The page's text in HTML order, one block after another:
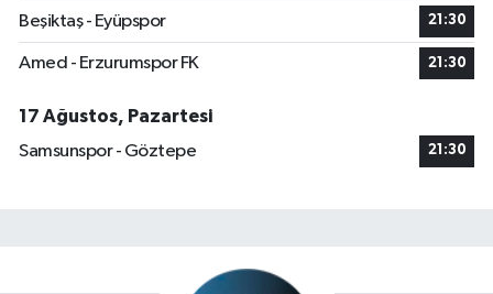
Beşiktaş - Eyüpspor 21:30
Amed - Erzurumspor FK 21:30
17 Ağustos, Pazartesi
Samsunspor - Göztepe
21:30